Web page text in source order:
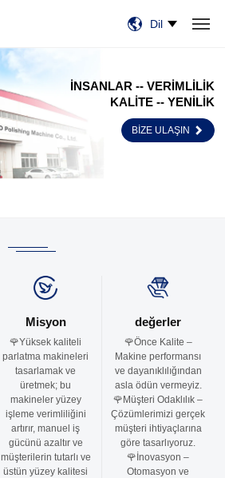
Dil
İNSANLAR -- VERİMLİLİK
KALİTE -- YENİLİK
BIZE ULAŞIN
Misyon
🌹Yüksek kaliteli
parlatma makineleri
tasarlamak ve
üretmek; bu
makineler yüzey
işleme verimliliğini
artırır, manuel iş
gücünü azaltır ve
müşterilerin tutarlı ve
üstün yüzey kalitesi
değerler
🌹Önce Kalite –
Makine performansı
ve dayanıklılığından
asla ödün vermeyiz.
🌹Müşteri Odaklılık –
Çözümlerimizi gerçek
müşteri ihtiyaçlarına
göre tasarlıyoruz.
🌹İnovasyon –
Otomasyon ve